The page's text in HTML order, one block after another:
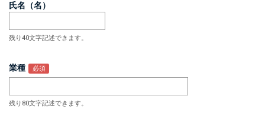
氏名（名）
残り40文字記述できます。
業種
残り80文字記述できます。